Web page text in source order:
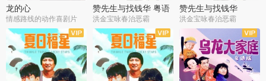
龙的心
情感路线的动作喜剧片
赞先生与找钱华 粤语
版
洪金宝咏春治恶霸
赞先生与找钱华
洪金宝咏春治恶霸